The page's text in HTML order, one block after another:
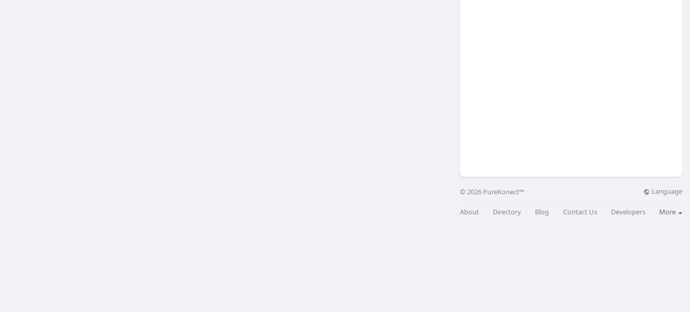
© 2026 PureKonect™ Language
About Directory Blog Contact Us Developers More